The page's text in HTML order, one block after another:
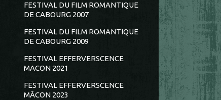
FESTIVAL DU FILM ROMANTIQUE
DE CABOURG 2007
FESTIVAL DU FILM ROMANTIQUE
DE CABOURG 2009
FESTIVAL EFFERVERSCENCE
MACON 2021
FESTIVAL EFFERVERSCENCE
MÂCON 2023